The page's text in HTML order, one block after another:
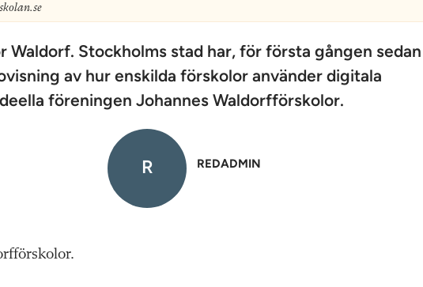
Waldorf. Stockholms stad har, för första gången sedan
av hur enskilda förskolor använder digitala
föreningen Johannes Waldorfförskolor.
R REDADMIN